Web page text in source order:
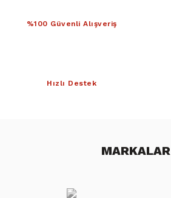
%100 Güvenli Alışveriş
Hızlı Destek
MARKALAR